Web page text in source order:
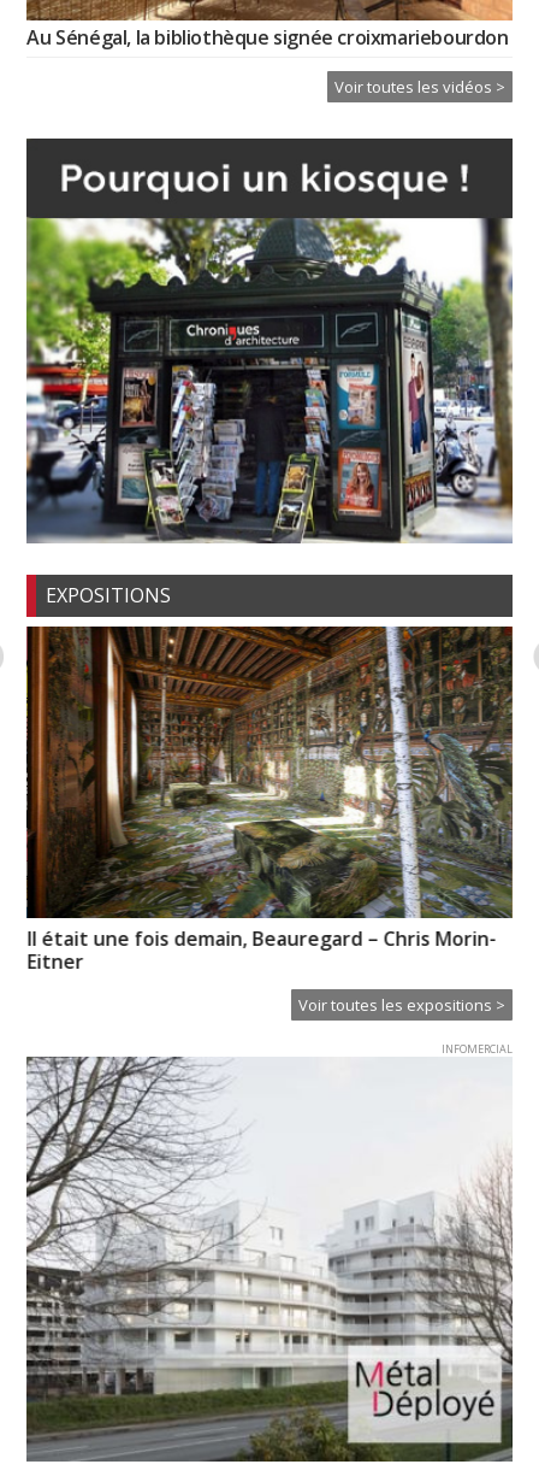
Au Sénégal, la bibliothèque signée croixmariebourdon
Voir toutes les vidéos >
EXPOSITIONS
Il était une fois demain, Beauregard – Chris Morin-
Eitner
Voir toutes les expositions >
INFOMERCIAL